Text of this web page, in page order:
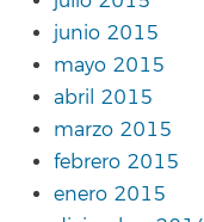
junio 2015
mayo 2015
abril 2015
marzo 2015
febrero 2015
enero 2015